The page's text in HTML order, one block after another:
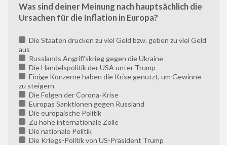
Was sind deiner Meinung nach hauptsächlich die
Ursachen für die Inflation in Europa?
Die Staaten drucken zu viel Geld bzw. geben zu viel Geld
aus
Russlands Angriffskrieg gegen die Ukraine
Die Handelspolitik der USA unter Trump
Einige Konzerne haben die Krise genutzt, um Gewinne
zu steigern
Die Folgen der Corona-Krise
Europas Sanktionen gegen Russland
Die europäische Politik
Zu hohe internationale Zölle
Die nationale Politik
Die Kriegs-Politik von US-Präsident Trump